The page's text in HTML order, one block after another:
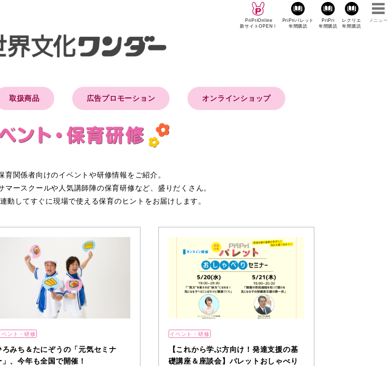
PriPriOnline
新サイトOPEN！
PriPriパレット
年間購読
PriPri
年間購読
レクリエ
年間購読
メニュー
取扱商品 広告プロモーション オンラインショップ
育関係者向けのイベントや研修情報をご紹介。
マースクールや人気講師陣の保育研修など、盛りだくさん。
動してすぐに現場で使える保育のヒントをお届けします。
ベント・研修
ろみち＆たにぞうの「元気セミナ
」、今年も全国で開催！
イベント・研修
【これから学ぶ方向け！発達支援の基
礎講座＆座談会】パレットおしゃべり